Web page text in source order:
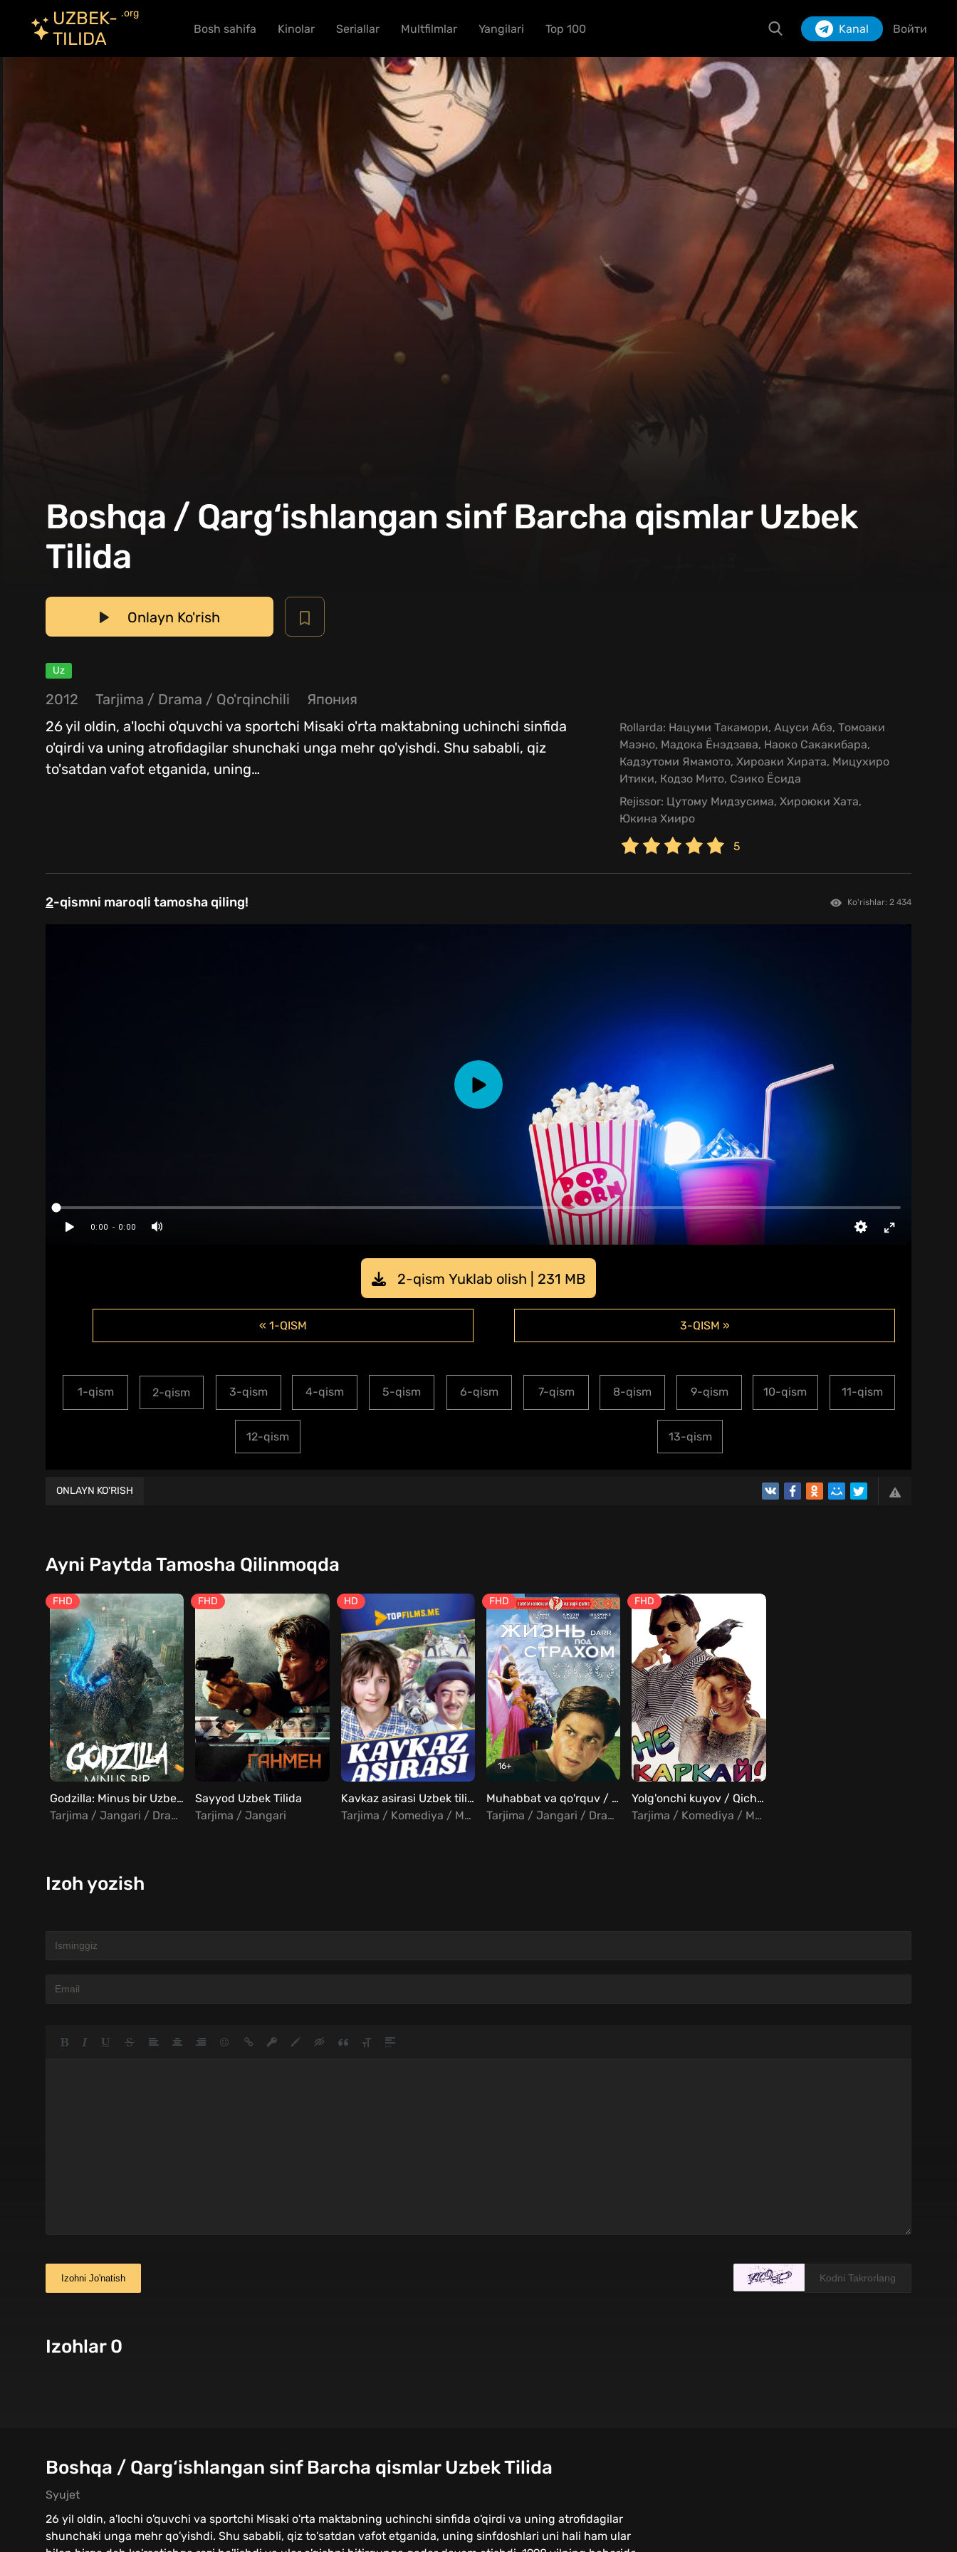
UZBEK-
TILIDA
.org
Bosh sahifa Kinolar Seriallar Multfilmlar Yangilari Top 100 Kanal Войти
Izlash
Boshqa / Qarg‘ishlangan sinf Barcha qismlar Uzbek
Tilida
Onlayn Ko'rish
Uz
2012 Tarjima / Drama / Qo'rqinchili
Япония
26 yil oldin, a'lochi o'quvchi va sportchi Misaki o'rta maktabning uchinchi sinfida
o'qirdi va uning atrofidagilar shunchaki unga mehr qo'yishdi. Shu sababli, qiz
to'satdan vafot etganida, uning…
Rollarda: Нацуми Такамори, Ацуси Абэ, Томоаки
Маэно, Мадока Ёнэдзава, Наоко Сакакибара,
Кадзутоми Ямамото, Хироаки Хирата, Мицухиро
Итики, Кодзо Мито, Сэико Ёсида
Rejissor: Цутому Мидзусима, Хироюки Хата,
Юкина Хииро
5
2-qismni maroqli tamosha qiling! Ko'rishlar: 2 434
2-qism Yuklab olish | 231 MB
« 1-QISM 3-QISM »
1-qism 2-qism 3-qism 4-qism 5-qism 6-qism 7-qism 8-qism 9-qism 10-qism 11-qism
12-qism 13-qism
ONLAYN KO'RISH
Ayni Paytda Tamosha Qilinmoqda
FHD
Godzilla: Minus bir Uzbek Tilida
Tarjima / Jangari / Drama / Fantastika
FHD
Sayyod Uzbek Tilida
Tarjima / Jangari
HD
Kavkaz asirasi Uzbek tilida
Tarjima / Komediya / Melodrama / Sarguzasht
FHD
16+
Muhabbat va qo'rquv / Qo'rquv ostonasida Uzbek tilida
Tarjima / Jangari / Drama / Melodrama / Hind
FHD
Yolg'onchi kuyov / Qichqirmang! / Agar yolg'on gapirsangiz, qarg'a sizni tishlaydi Uzbek Tilida
Tarjima / Komediya / Melodrama / Hind
Izoh yozish
Izohni Jo'natish
Izohlar 0
Boshqa / Qarg‘ishlangan sinf Barcha qismlar Uzbek Tilida
Syujet
26 yil oldin, a'lochi o'quvchi va sportchi Misaki o'rta maktabning uchinchi sinfida o'qirdi va uning atrofidagilar
shunchaki unga mehr qo'yishdi. Shu sababli, qiz to'satdan vafot etganida, uning sinfdoshlari uni hali ham ular